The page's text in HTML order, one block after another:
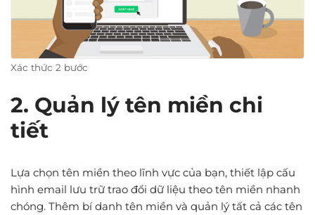
Xác thức 2 bước
2. Quản lý tên miền chi
tiết
Lựa chọn tên miền theo lĩnh vực của bạn, thiết lập cấu
hình email lưu trữ trao đổi dữ liệu theo tên miền nhanh
chóng. Thêm bí danh tên miền và quản lý tất cả các tên